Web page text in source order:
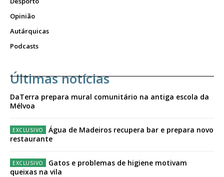
Opinião
Autárquicas
Podcasts
Últimas notícias
DaTerra prepara mural comunitário na antiga escola da
Mélvoa
Água de Madeiros recupera bar e prepara novo
restaurante
Gatos e problemas de higiene motivam
queixas na vila